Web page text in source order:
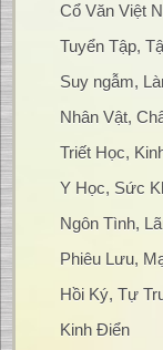
Cổ Văn Việt
Tuyển Tập,
Suy ngẫm,
Nhân Vật,
Triết Học,
Y Học, Sức
Ngôn Tình,
Phiêu Lưu,
Hồi Ký, Tự
Kinh Điển